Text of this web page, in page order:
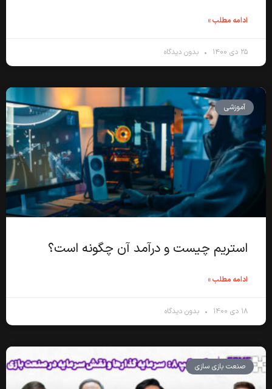
ادامه مطلب »
۲۵ دی ۱۴۰۰ بدون دیدگاه
آموزشی
استریم چیست و درآمد آن چگونه است؟
ادامه مطلب »
۱۸ دی ۱۴۰۰ بدون دیدگاه
صنعت بازی سازی